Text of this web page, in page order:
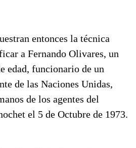
entonces la técnica
a Fernando Olivares, un
edad, funcionario de un
de las Naciones Unidas,
de los agentes del
el 5 de Octubre de 1973.